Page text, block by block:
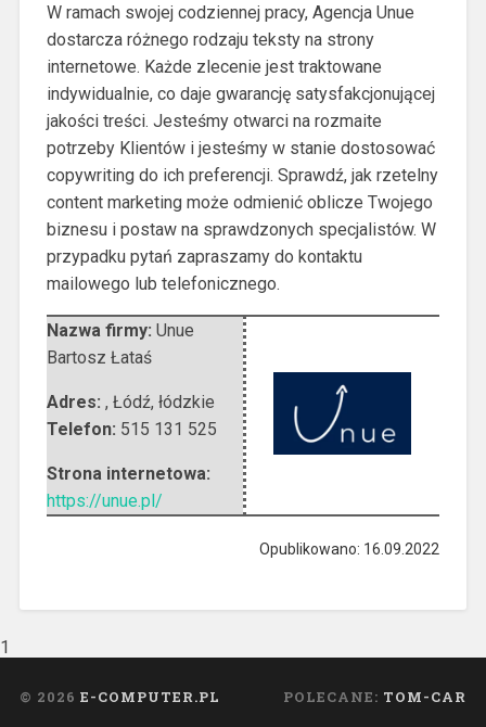
W ramach swojej codziennej pracy, Agencja Unue
dostarcza różnego rodzaju teksty na strony
internetowe. Każde zlecenie jest traktowane
indywidualnie, co daje gwarancję satysfakcjonującej
jakości treści. Jesteśmy otwarci na rozmaite
potrzeby Klientów i jesteśmy w stanie dostosować
copywriting do ich preferencji. Sprawdź, jak rzetelny
content marketing może odmienić oblicze Twojego
biznesu i postaw na sprawdzonych specjalistów. W
przypadku pytań zapraszamy do kontaktu
mailowego lub telefonicznego.
Nazwa firmy: Unue
Bartosz Łataś
Adres: , Łódź, łódzkie
Telefon: 515 131 525
Strona internetowa:
https://unue.pl/
Opublikowano: 16.09.2022
1
© 2026 E-COMPUTER.PL POLECANE: TOM-CAR